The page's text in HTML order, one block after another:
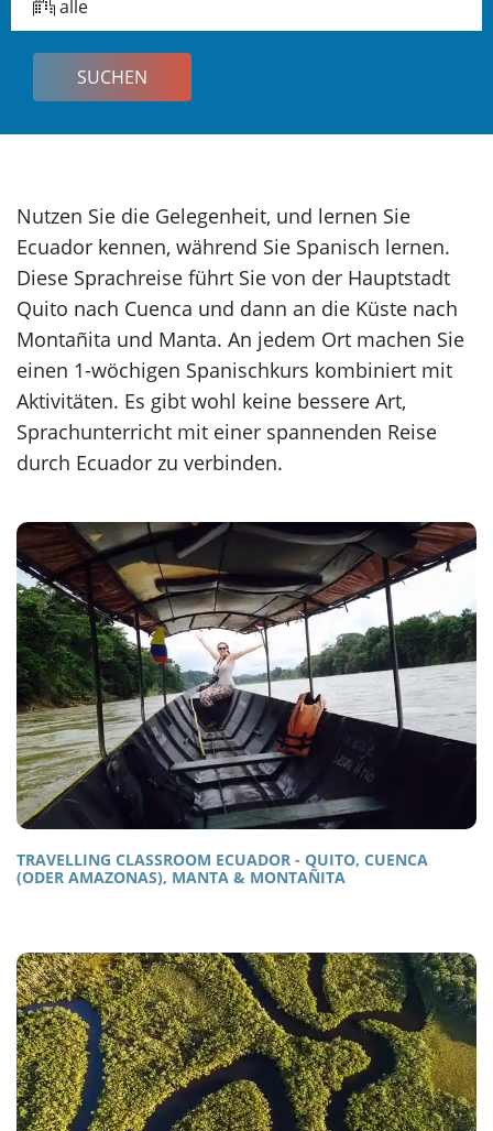
alle
Nutzen Sie die Gelegenheit, und lernen Sie
Ecuador kennen, während Sie Spanisch lernen.
Diese Sprachreise führt Sie von der Hauptstadt
Quito nach Cuenca und dann an die Küste nach
Montañita und Manta. An jedem Ort machen Sie
einen 1-wöchigen Spanischkurs kombiniert mit
Aktivitäten. Es gibt wohl keine bessere Art,
Sprachunterricht mit einer spannenden Reise
durch Ecuador zu verbinden.
TRAVELLING CLASSROOM ECUADOR - QUITO, CUENCA
(ODER AMAZONAS), MANTA & MONTAÑITA